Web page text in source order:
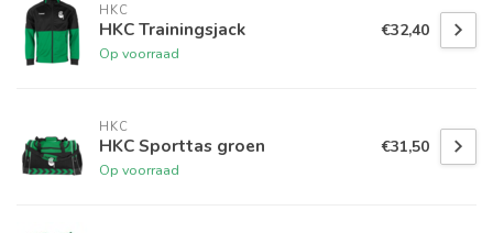
HKC
HKC Trainingsjack
Op voorraad
€32,40
HKC
HKC Sporttas groen
Op voorraad
€31,50